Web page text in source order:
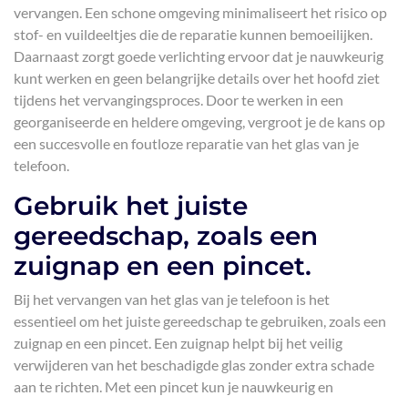
vervangen. Een schone omgeving minimaliseert het risico op
stof- en vuildeeltjes die de reparatie kunnen bemoeilijken.
Daarnaast zorgt goede verlichting ervoor dat je nauwkeurig
kunt werken en geen belangrijke details over het hoofd ziet
tijdens het vervangingsproces. Door te werken in een
georganiseerde en heldere omgeving, vergroot je de kans op
een succesvolle en foutloze reparatie van het glas van je
telefoon.
Gebruik het juiste
gereedschap, zoals een
zuignap en een pincet.
Bij het vervangen van het glas van je telefoon is het
essentieel om het juiste gereedschap te gebruiken, zoals een
zuignap en een pincet. Een zuignap helpt bij het veilig
verwijderen van het beschadigde glas zonder extra schade
aan te richten. Met een pincet kun je nauwkeurig en